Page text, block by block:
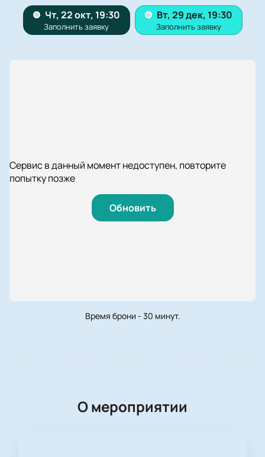
Сервис в данный момент недоступен, повторите
попытку позже
Обновить
Время брони - 30 минут.
О мероприятии